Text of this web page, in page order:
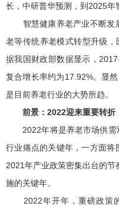
长，中研普华预测，到2025年
智慧健康养老产业不断发
老等传统养老模式转型升级，
据我国财政部数据显示，
复合增长率约为17.92%。显
是目前养老行业的大势所趋。
前景：2022迎来重要转折
2022年将是养老市场供需
行业痛点的关键年，一方面
2021年产业政策密集出台的
施的关键年。
2022年开年，重磅政策的